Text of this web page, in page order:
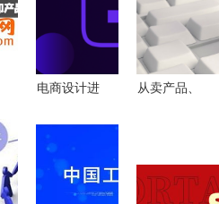
电商设计进
造高点击创
意主图的核
心技能
从卖产品、
国美转型之
路的机遇与